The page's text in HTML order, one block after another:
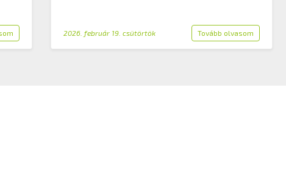
2026. február 19. csütörtök Tovább olvasom